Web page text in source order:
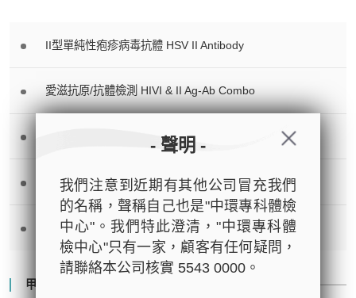
II型單純性疱疹病毒抗體 HSV II Antibody
愛滋抗原/抗體檢測 HIVI & II Ag-Ab Combo
解脲支原體基因測試 Ureaplasma Urealyticum DNA
淋病球菌基因測試 Neisseria Gonorrhoea DNA
衣原體基因測試 Chlamydia Trachomatis DNA
甲狀腺功能 Thyroid Function Study
- 聲明 -
我們注意到近期有其他公司冒充我們
的名稱，聲稱自己也是"中環專科體檢
中心"。我們特此澄清，"中環專科體
檢中心"只有一家，顧客有任何疑問，
請聯絡本公司核實 5543 0000。